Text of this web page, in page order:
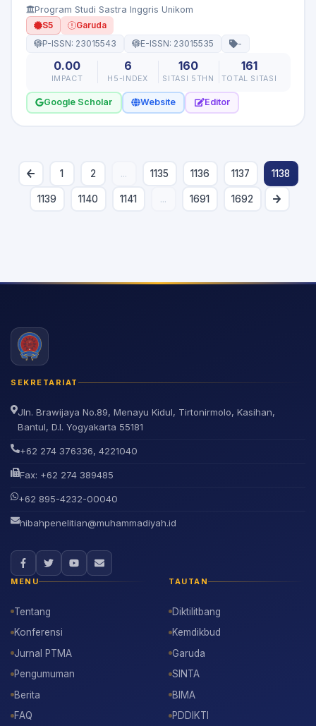
Program Studi Sastra Inggris Unikom
S5
Garuda
P-ISSN: 23015543
E-ISSN: 23015535 -
0.00
IMPACT
6
H5-INDEX
160
SITASI 5THN
161
TOTAL SITASI
Google Scholar Website Editor
1 2 ... 1135 1136 1137 1138
1139 1140 1141 ... 1691 1692
SEKRETARIAT
Jln. Brawijaya No.89, Menayu Kidul, Tirtonirmolo, Kasihan,
Bantul, D.I. Yogyakarta 55181
+62 274 376336, 4221040
Fax: +62 274 389485
+62 895-4232-00040
hibahpenelitian@muhammadiyah.id
MENU
Tentang
Konferensi
Jurnal PTMA
Pengumuman
Berita
FAQ
TAUTAN
Diktilitbang
Kemdikbud
Garuda
SINTA
BIMA
PDDIKTI